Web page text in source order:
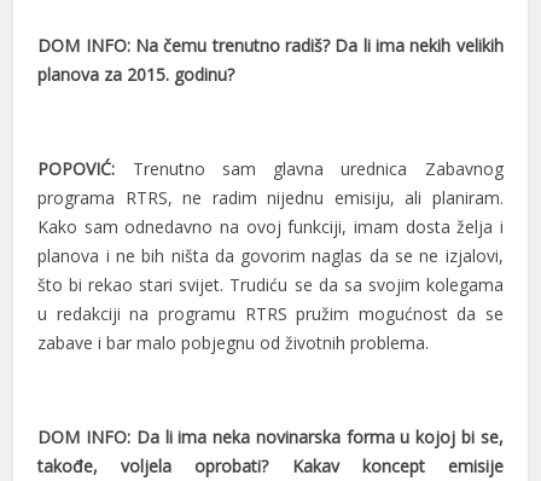
DOM INFO: Na čemu trenutno radiš? Da li ima nekih velikih
planova za 2015. godinu?
POPOVIĆ: Trenutno sam glavna urednica Zabavnog
programa RTRS, ne radim nijednu emisiju, ali planiram.
Kako sam odnedavno na ovoj funkciji, imam dosta želja i
planova i ne bih ništa da govorim naglas da se ne izjalovi,
što bi rekao stari svijet. Trudiću se da sa svojim kolegama
u redakciji na programu RTRS pružim mogućnost da se
zabave i bar malo pobjegnu od životnih problema.
DOM INFO: Da li ima neka novinarska forma u kojoj bi se,
takođe, voljela oprobati? Kakav koncept emisije